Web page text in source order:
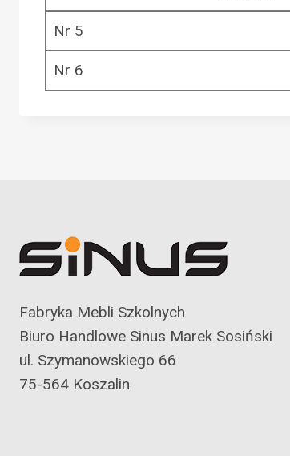
Nr 5
Nr 6
Fabryka Mebli Szkolnych
Biuro Handlowe Sinus Marek Sosiński
ul. Szymanowskiego 66
75-564 Koszalin